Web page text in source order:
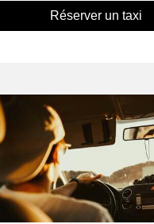
Réserver un taxi